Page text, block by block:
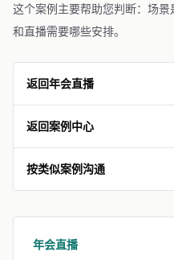
这个案例主要帮助您判断：场
和直播需要哪些安排。
返回年会直播
返回案例中心
按类似案例沟通
年会直播